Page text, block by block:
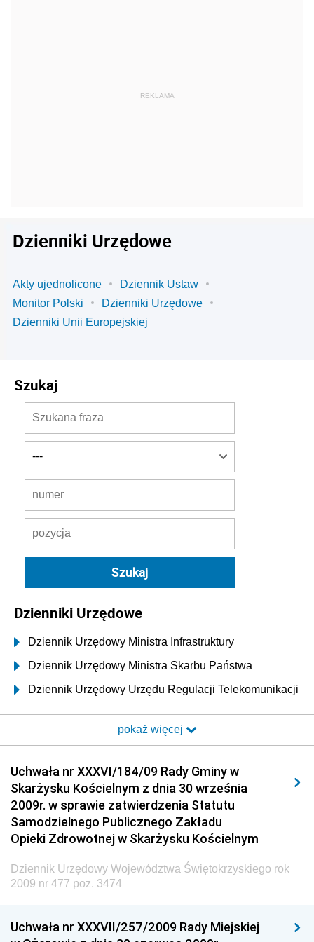
Dzienniki Urzędowe
Akty ujednolicone
Dziennik Ustaw
Monitor Polski
Dzienniki Urzędowe
Dzienniki Unii Europejskiej
Szukaj
Dzienniki Urzędowe
Dziennik Urzędowy Ministra Infrastruktury
Dziennik Urzędowy Ministra Skarbu Państwa
Dziennik Urzędowy Urzędu Regulacji Telekomunikacji
Dziennik Urzędowy Ministra Transportu i Budownictwa
Elektronicznej
Dziennik Urzędowy Ministra Spraw Wewnętrznych i
Administracji
Dziennik Urzędowy Ministra Transportu
Dziennik Urzędowy Ministra Budownictwa
Dziennik Urzędowy Ministra Nauki i Szkolnictwa
Dziennik Urzędowy Głównego Urzędu Miar
pokaż więcej
Uchwała nr XXXVI/184/09 Rady Gminy w
Skarżysku Kościelnym z dnia 30 września
2009r. w sprawie zatwierdzenia Statutu
Samodzielnego Publicznego Zakładu
Opieki Zdrowotnej w Skarżysku Kościelnym
Dziennik Urzędowy Województwa Świętokrzyskiego rok
2009 nr 477 poz. 3474
Uchwała nr XXXVII/257/2009 Rady Miejskiej